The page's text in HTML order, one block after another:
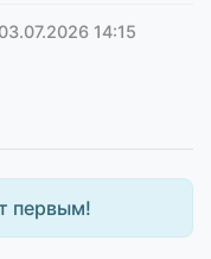
03.07.2026 14:15
первым!